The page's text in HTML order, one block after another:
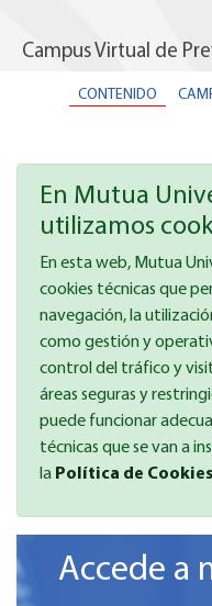
Campus Virtual de
CONTENIDO
En Mutua
utilizamos
En esta web, Mutua
cookies técnicas que
navegación, la
como gestión y
control del tráfico y
áreas seguras y
puede funcionar
técnicas que se van a
la Política de Cookies
Accede a